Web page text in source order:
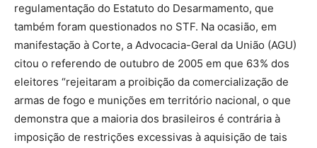
regulamentação do Estatuto do Desarmamento, que
também foram questionados no STF. Na ocasião, em
manifestação à Corte, a Advocacia-Geral da União (AGU)
citou o referendo de outubro de 2005 em que 63% dos
eleitores “rejeitaram a proibição da comercialização de
armas de fogo e munições em território nacional, o que
demonstra que a maioria dos brasileiros é contrária à
imposição de restrições excessivas à aquisição de tais